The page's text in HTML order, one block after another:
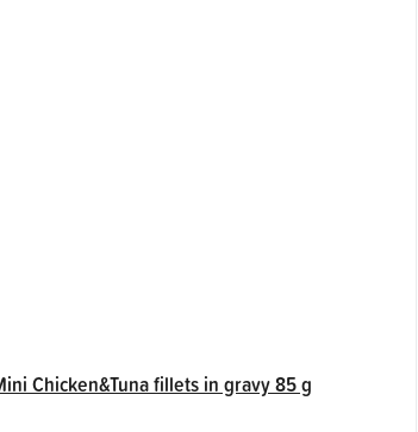
Chicken&Tuna fillets in gravy 85 g